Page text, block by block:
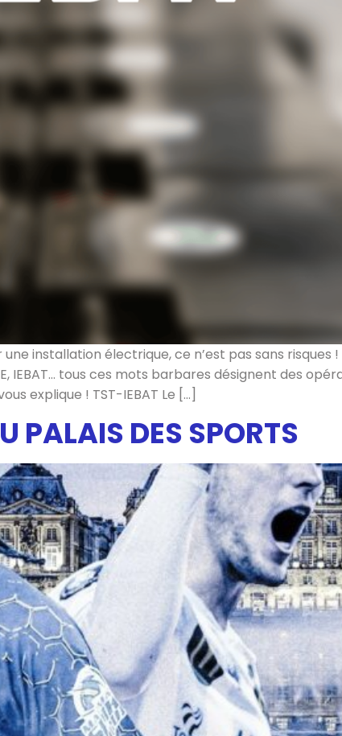
installation électrique, ce n’est pas sans risques
IEBAT… tous ces mots barbares désignent des
explique ! TST-IEBAT Le […]
PALAIS DES SPORTS